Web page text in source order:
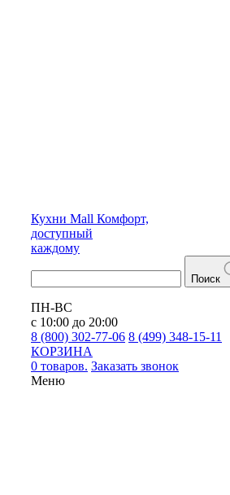
Кухни Mall Комфорт,
доступный
каждому
Поиск
ПН-ВС
с 10:00 до 20:00
8 (800) 302-77-06 8 (499) 348-15-11
КОРЗИНА
0 товаров. Заказать звонок
Меню